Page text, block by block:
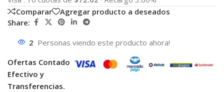
Comparar
Agregar producto a deseados
Share:
2 Personas viendo este producto ahora!
Ofertas Contado
Efectivo y
Transferencias.